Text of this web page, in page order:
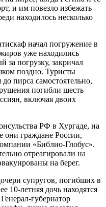
и им повезло избежать
находилось несколько
начал погружение в
уже находились
за погрузку, закричал
поздно. Туристы
пирса самостоятельно,
погибли шесть
включая двоих
РФ в Хургаде, на
они граждане России,
«Библио-Глобус».
отреагировали на
на берег.
супругов, погибших в
10-летняя дочь находятся
губернатор